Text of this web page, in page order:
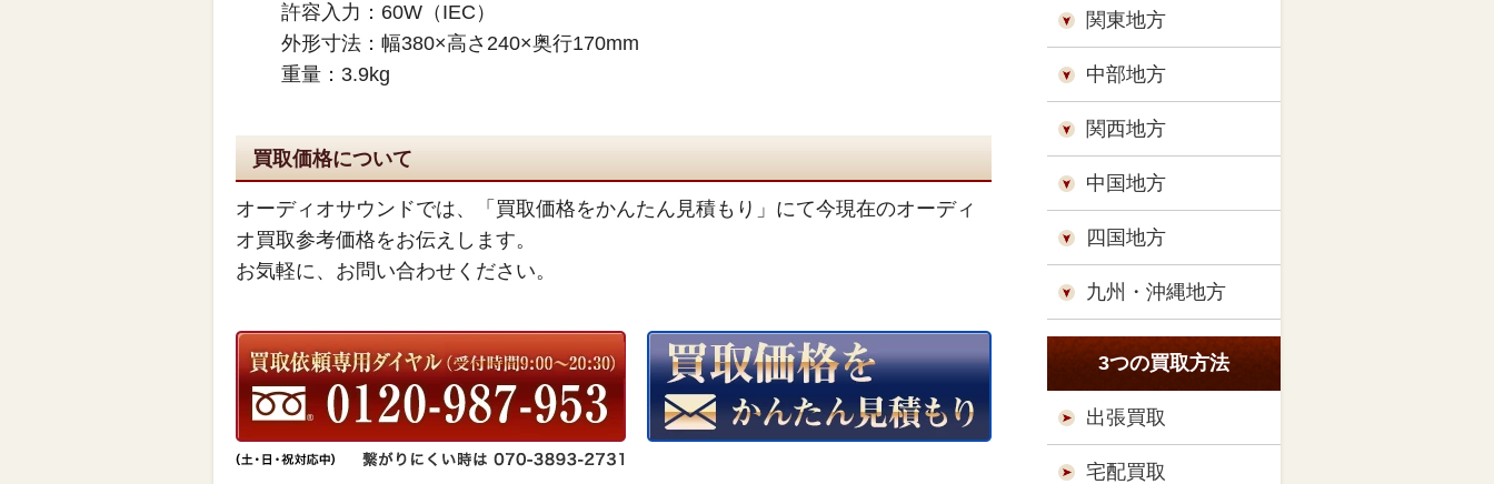
許容入力：60W（IEC）
外形寸法：幅380×高さ240×奥行170mm
重量：3.9kg
買取価格について
オーディオサウンドでは、「買取価格をかんたん見積もり」にて今現在のオーディ
オ買取参考価格をお伝えします。
お気軽に、お問い合わせください。
関東地方
中部地方
関西地方
中国地方
四国地方
九州・沖縄地方
3つの買取方法
出張買取
宅配買取